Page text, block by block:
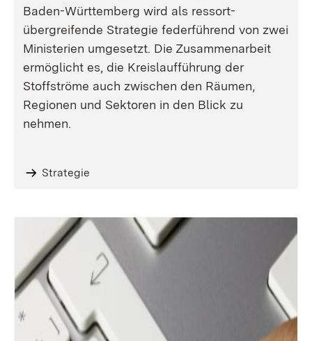
Baden-Württemberg wird als ressort-
übergreifende Strategie federführend von zwei
Ministerien umgesetzt. Die Zusammenarbeit
ermöglicht es, die Kreislaufführung der
Stoffströme auch zwischen den Räumen,
Regionen und Sektoren in den Blick zu
nehmen.
Strategie